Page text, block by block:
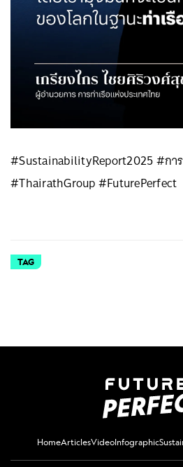
#SustainabilityReport2025 #กา
#ThairathGroup #FuturePerfect
TAG
HomeArticlesVideoInfographic